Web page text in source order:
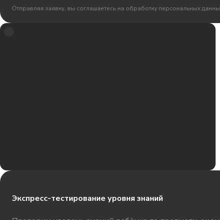
Отправляя заявку, вы соглашаетесь на обработку персональных
Экспресс-тестирование уровня знаний